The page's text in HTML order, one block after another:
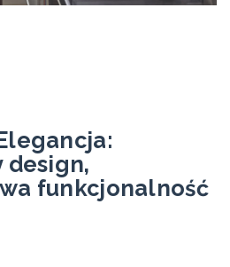
design,
funkcjonalność